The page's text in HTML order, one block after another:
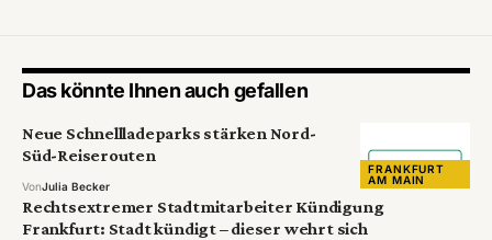
Das könnte Ihnen auch gefallen
FRANKFURT
AM MAIN
Neue Schnellladeparks stärken Nord-
Süd-Reiserouten
VonJulia Becker
Rechtsextremer Stadtmitarbeiter Kündigung
Frankfurt: Stadt kündigt – dieser wehrt sich